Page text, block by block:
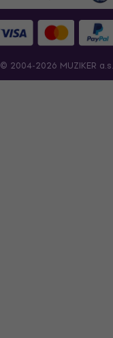
© 2004-2026 MUZIKER a.s.